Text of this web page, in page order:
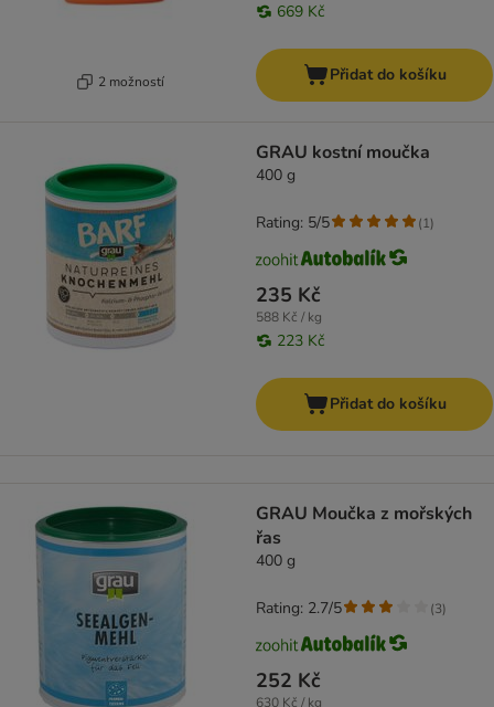
2 možností
669 Kč
Přidat do košíku
GRAU kostní moučka
400 g
235 Kč
588 Kč / kg
223 Kč
Rating: 5/5 (1)
Přidat do košíku
GRAU Moučka z mořských
řas
400 g
252 Kč
630 Kč / kg
Rating: 2.7/5 (3)